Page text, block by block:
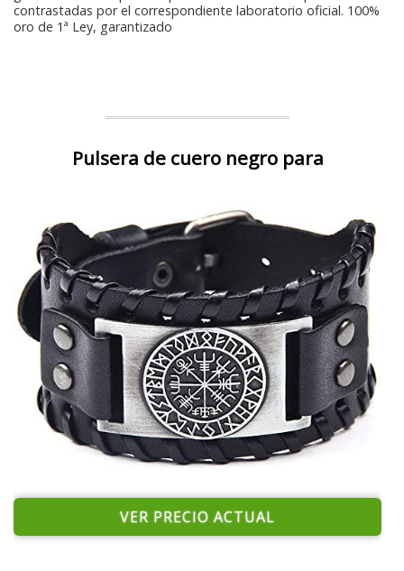
contrastadas por el correspondiente laboratorio oficial. 100%
oro de 1ª Ley, garantizado
Pulsera de cuero negro para
VER PRECIO ACTUAL